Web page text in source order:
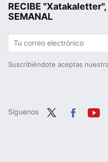
RECIBE "Xatakaletter",
SEMANAL
Suscribiéndote aceptas
Síguenos